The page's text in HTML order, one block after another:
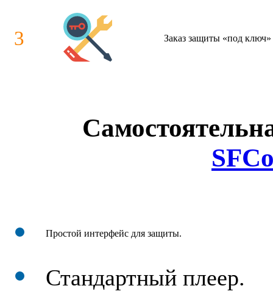
3 Заказ защиты «под
Простой интерфейс для защиты.
Стандартный плеер.